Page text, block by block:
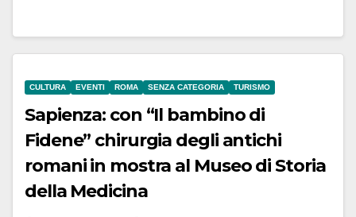
CULTURA EVENTI ROMA SENZA CATEGORIA TURISMO
Sapienza: con “Il bambino di
Fidene” chirurgia degli antichi
romani in mostra al Museo di Storia
della Medicina